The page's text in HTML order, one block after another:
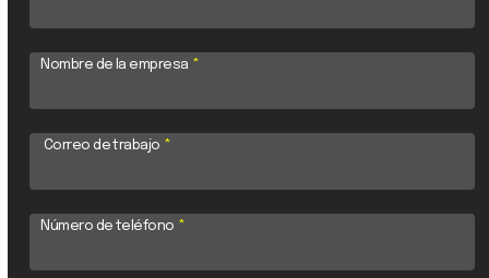
Nombre de la empresa *
Correo de trabajo *
Número de teléfono *